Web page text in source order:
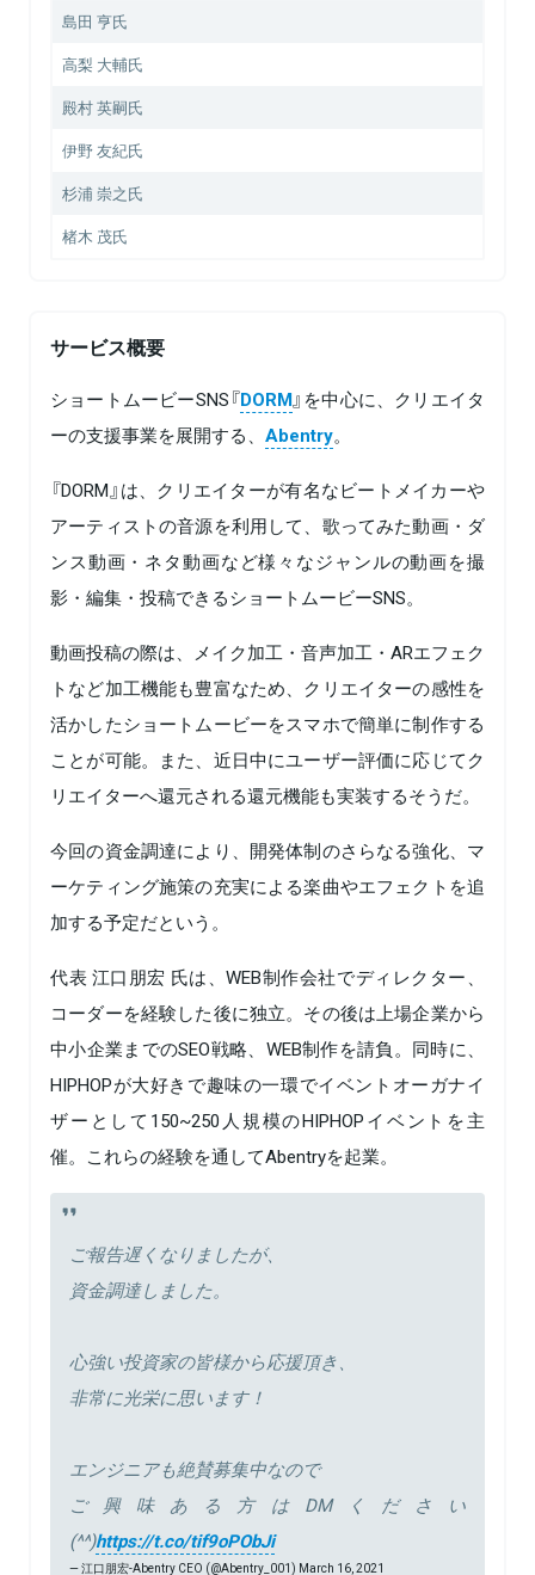
島田 亨氏
高梨 大輔氏
殿村 英嗣氏
伊野 友紀氏
杉浦 崇之氏
楮木 茂氏
サービス概要
ショートムービーSNS『DORM』を中心に、クリエイタ
ーの支援事業を展開する、 Abentry。
『DORM』は、クリエイターが有名なビートメイカーや
アーティストの音源を利用して、歌ってみた動画・ダ
ンス動画・ネタ動画など様々なジャンルの動画を撮
影・編集・投稿できるショートムービーSNS。
動画投稿の際は、メイク加工・音声加工・ARエフェク
トなど加工機能も豊富なため、クリエイターの感性を
活かしたショートムービーをスマホで簡単に制作する
ことが可能。また、近日中にユーザー評価に応じてク
リエイターへ還元される還元機能も実装するそうだ。
今回の資金調達により、開発体制のさらなる強化、マ
ーケティング施策の充実による楽曲やエフェクトを追
加する予定だという。
代表 江口朋宏 氏は、WEB制作会社でディレクター、
コーダーを経験した後に独立。その後は上場企業から
中小企業までのSEO戦略、WEB制作を請負。同時に、
HIPHOPが大好きで趣味の一環でイベントオーガナイ
ザーとして150~250人規模のHIPHOPイベントを主
催。これらの経験を通してAbentryを起業。
ご報告遅くなりましたが、
資金調達しました。
心強い投資家の皆様から応援頂き、
非常に光栄に思います！
エンジニアも絶賛募集中なので
ご興味ある方はDMください
(^^)https://t.co/tif9oPObJi
— 江口朋宏-Abentry CEO (@Abentry_001) March 16, 2021